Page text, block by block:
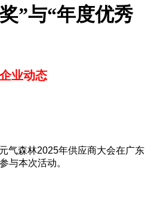
”与“年度优秀
企业动态
气森林2025年供应商大会在广东
与本次活动。